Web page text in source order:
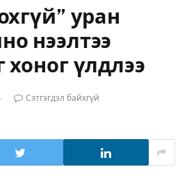
уран
нээлтээ
хоног үлдлээ
Сэтгэгдэл байхгүй